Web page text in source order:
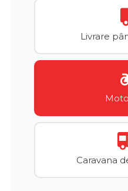
Livrare
Caravana